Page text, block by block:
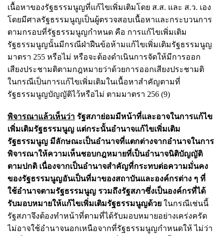
เนื้อหาของรัฐธรรมนูญที่แก้ไขเพิ่มเติมโดย ส.ส. และ ส.ว. เอง
โดยมีศาลรัฐธรรมนูญเป็นผู้ตรวจสอบเนื้อหาและกระบวนการ
ตามกรอบที่รัฐธรรมนูญกำหนด คือ การแก้ไขเพิ่มเติม
รัฐธรรมนูญนั้นมีกรณีฝ่าฝืนข้อห้ามแก้ไขเพิ่มเติมรัฐธรรมนูญ
มาตรา 255 หรือไม่ หรือจะต้องดำเนินการจัดให้มีการออก
เสียงประชามติตามกฎหมายว่าด้วยการออกเสียงประชามติ
ในกรณีเป็นการแก้ไขเพิ่มเติมในเนื้อหาสำคัญตามที่
รัฐธรรมนูญบัญญัติไว้หรือไม่ ตามมาตรา 256 (9)
พิจารณาแล้วเห็นว่า รัฐสภาย่อมมีหน้าที่และอาจในการแก้ไข
เพิ่มเติมรัฐธรรมนูญ แต่กระนั้นอำนาจแก้ไขเพิ่มเติม
รัฐธรรมนูญ มีลักษณะเป็นอำนาจที่แตกต่างจากอำนาจในการ
พิจารณาให้ความเห็นชอบกฎหมายที่เป็นอำนาจนิติบัญญัติ
ตามปกติ เนื่องจากเป็นอำนาจสำคัญที่กระทบต่อความมั่นคง
ของรัฐธรรมนูญอันเป็นที่มาของสถาบันและองค์กรต่าง ๆ ที่
ใช้อำนาจตามรัฐธรรมนูญ รวมถึงรัฐสภาซึ่งเป็นองค์กรที่ได้
รับมอบหมายให้แก้ไขเพิ่มเติมรัฐธรรมนูญด้วย ในกรณีเช่นนี้
รัฐสภาจึงต้องทำหน้าที่ตามที่ได้รับมอบหมายอย่างเคร่งครัด
ไม่อาจใช้อำนาจนอกเหนือจากที่รัฐธรรมนูญกำหนดให้ ไม่ว่า